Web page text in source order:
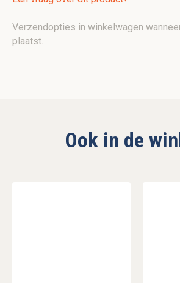
Verzendopties in winkelwagen
plaatst.
Ook in de